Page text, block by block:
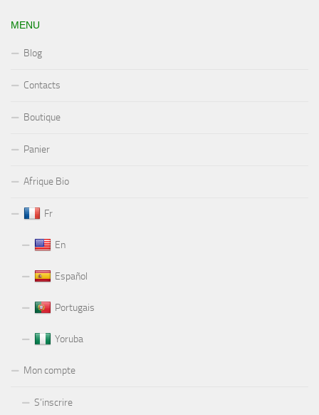
MENU
Blog
Contacts
Boutique
Panier
Afrique Bio
Fr
En
Español
Portugais
Yoruba
Mon compte
S’inscrire